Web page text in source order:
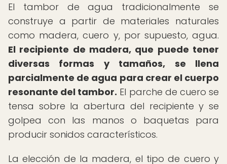
El tambor de agua tradicionalmente se
construye a partir de materiales naturales
como madera, cuero y, por supuesto, agua.
El recipiente de madera, que puede tener
diversas formas y tamaños, se llena
parcialmente de agua para crear el cuerpo
resonante del tambor. El parche de cuero se
tensa sobre la abertura del recipiente y se
golpea con las manos o baquetas para
producir sonidos característicos.
La elección de la madera, el tipo de cuero y